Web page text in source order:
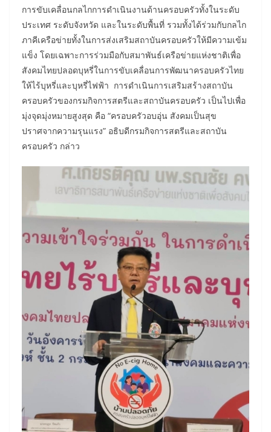
การขับเคลื่อนกลไกการดำเนินงานด้านครอบครัวทั้งในระดับ
ประเทศ ระดับจังหวัด และในระดับพื้นที่ รวมทั้งได้ร่วมกับกลไก
ภาคีเครือข่ายทั้งในการส่งเสริมสถาบันครอบครัวให้มีความเข้ม
แข็ง โดยเฉพาะการร่วมมือกับสมาพันธ์เครือข่ายแห่งชาติเพื่อ
สังคมไทยปลอดบุหรี่ในการขับเคลื่อนการพัฒนาครอบครัวไทย
ให้ไร้บุหรี่และบุหรี่ไฟฟ้า การดำเนินการเสริมสร้างสถาบัน
ครอบครัวของกรมกิจการสตรีและสถาบันครอบครัว เป็นไปเพื่อ
มุ่งจุดมุ่งหมายสูงสุด คือ “ครอบครัวอบอุ่น สังคมเป็นสุข
ปราศจากความรุนแรง” อธิบดีกรมกิจการสตรีและสถาบัน
ครอบครัว กล่าว